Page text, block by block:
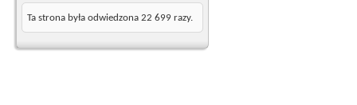
Ta strona była odwiedzona 22 699 razy.